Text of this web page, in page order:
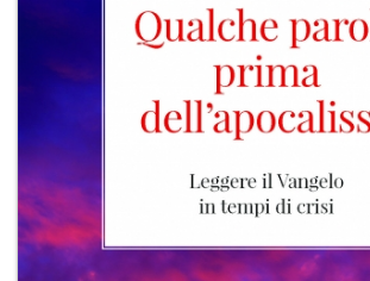
RIVISTE
CEI
AUTORI VARI